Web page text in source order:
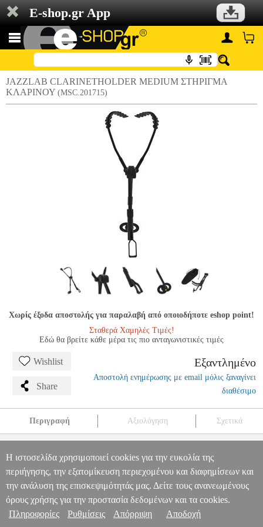
E-shop.gr App
JAZZLAB CLARINETHOLDER MEDIUM ΣΤΗΡΙΓΜΑ
KΛΑΡΙΝΟΥ (MSC.201715)
Χωρίς έξοδα αποστολής για παραλαβή από οποιοδήποτε eshop point!
Σταθερά Χαμηλές Τιμές!
Εδώ θα βρείτε κάθε μέρα τις πιο ανταγωνιστικές τιμές
Wishlist
Share
Εξαντλημένο
Αποστολή ενημέρωσης με email μόλις ξαναγίνει
διαθέσιμο
Περιγραφή Αξιολόγηση Σχετικά
KΛΑΡΙΝΟΥ MSC.201715 MSC.201715 JAZZLAB JAZZLAB
ΑΞΕΣΟΥΑΡ ΠΝΕΥΣΤΩΝ
JAZZLAB CLARINETHOLDER
MEDIUM ΣΤΗΡΙΓΜΑ KΛΑΡΙΝΟΥ
0
Πληροφορίες & Υπηρεσίες >
Η ιστοσελίδα χρησιμοποιεί cookies για την ευκολία της
περιήγησης, την εξατομίκευση περιεχομένου και διαφημίσεων και
την ανάλυση της επισκεψιμότητάς μας. Δείτε τους ανανεωμένους
όρους χρήσης για την προστασία δεδομένων και τα cookies.
Πληροφορίες
Ρυθμίσεις Απόρριψη Αποδοχή